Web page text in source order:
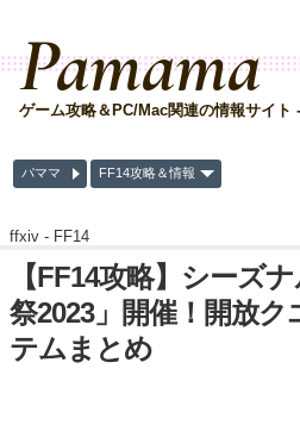
Pamama
ゲーム攻略＆PC/Mac関連の情報サイト
パママ FF14攻略＆情報
ffxiv - FF14
【FF14攻略】シーズ
祭2023」開催！開放
テムまとめ